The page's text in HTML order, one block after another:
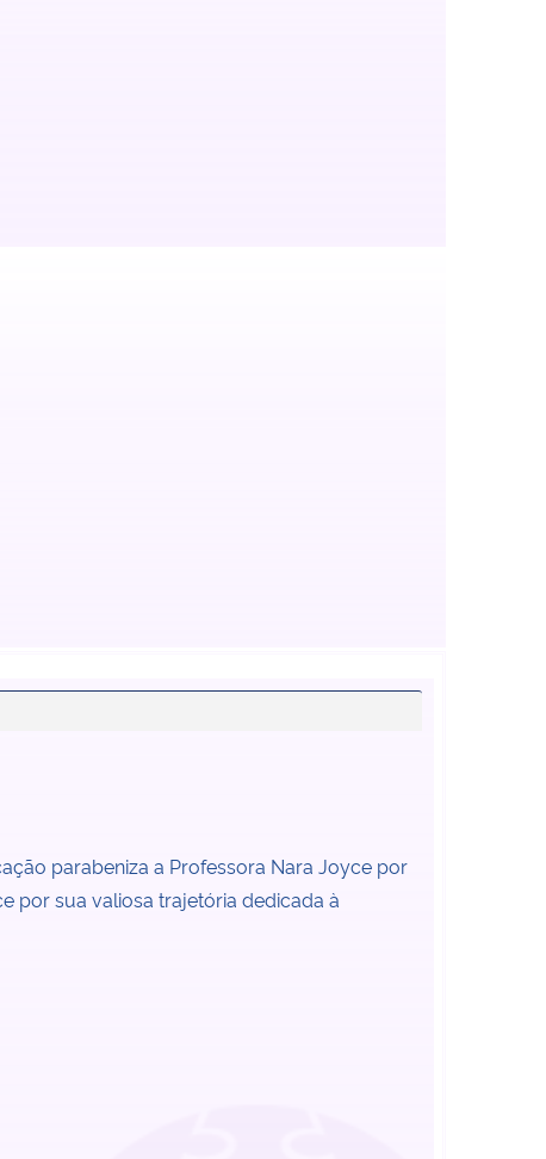
parabeniza a Professora Nara Joyce por
por sua valiosa trajetória dedicada à